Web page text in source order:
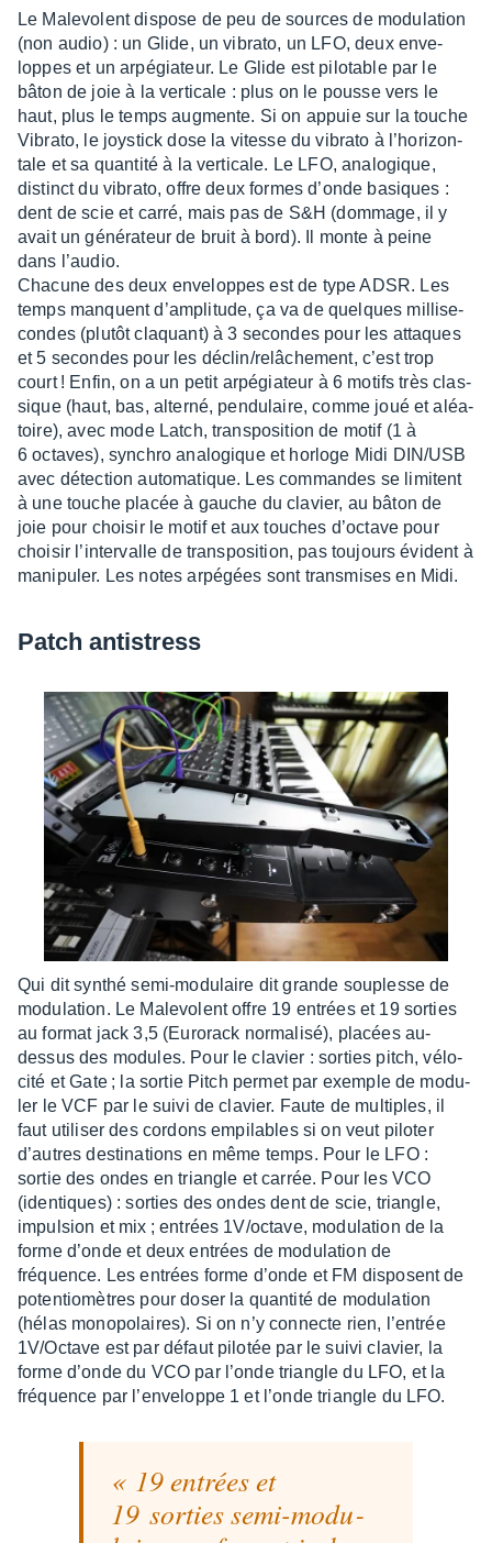
Le Male­volent dispose de peu de sources de modu­la­tion
(non audio) : un Glide, un vibrato, un LFO, deux enve­
loppes et un arpé­gia­teur. Le Glide est pilo­table par le
bâton de joie à la verti­cale : plus on le pousse vers le
haut, plus le temps augmente. Si on appuie sur la touche
Vibrato, le joys­tick dose la vitesse du vibrato à l’ho­ri­zon­
tale et sa quan­tité à la verti­cale. Le LFO, analo­gique,
distinct du vibrato, offre deux formes d’onde basiques :
dent de scie et carré, mais pas de S&H (dommage, il y
avait un géné­ra­teur de bruit à bord). Il monte à peine
dans l’au­dio.
Chacune des deux enve­loppes est de type ADSR. Les
temps manquent d’am­pli­tude, ça va de quelques milli­se­
condes (plutôt claquant) à 3 secondes pour les attaques
et 5 secondes pour les déclin/relâ­che­ment, c’est trop
court ! Enfin, on a un petit arpé­gia­teur à 6 motifs très clas­
sique (haut, bas, alterné, pendu­laire, comme joué et aléa­
toire), avec mode Latch, trans­po­si­tion de motif (1 à
6 octaves), synchro analo­gique et horloge Midi DIN/USB
avec détec­tion auto­ma­tique. Les commandes se limitent
à une touche placée à gauche du clavier, au bâton de
joie pour choi­sir le motif et aux touches d’oc­tave pour
choi­sir l’in­ter­valle de trans­po­si­tion, pas toujours évident à
mani­pu­ler. Les notes arpé­gées sont trans­mises en Midi.
Patch anti­stress
Qui dit synthé semi-modu­laire dit grande souplesse de
modu­la­tion. Le Male­volent offre 19 entrées et 19 sorties
au format jack 3,5 (Euro­rack norma­lisé), placées au-
dessus des modules. Pour le clavier : sorties pitch, vélo­
cité et Gate ; la sortie Pitch permet par exemple de modu­
ler le VCF par le suivi de clavier. Faute de multiples, il
faut utili­ser des cordons empi­lables si on veut pilo­ter
d’autres desti­na­tions en même temps. Pour le LFO :
sortie des ondes en triangle et carrée. Pour les VCO
(iden­tiques) : sorties des ondes dent de scie, triangle,
impul­sion et mix ; entrées 1V/octave, modu­la­tion de la
forme d’onde et deux entrées de modu­la­tion de
fréquence. Les entrées forme d’onde et FM disposent de
poten­tio­mètres pour doser la quan­tité de modu­la­tion
(hélas mono­po­laires). Si on n’y connecte rien, l’en­trée
1V/Octave est par défaut pilo­tée par le suivi clavier, la
forme d’onde du VCO par l’onde triangle du LFO, et la
fréquence par l’en­ve­loppe 1 et l’onde triangle du LFO.
19 entrées et
19 sorties semi-modu­